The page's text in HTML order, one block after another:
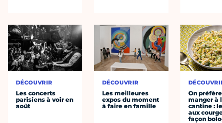
DÉCOUVRIR
Les concerts
parisiens à voir en
août
DÉCOUVRIR
Les meilleures
expos du moment
à faire en famille
On préfère
manger à
cantine :
aux
façon